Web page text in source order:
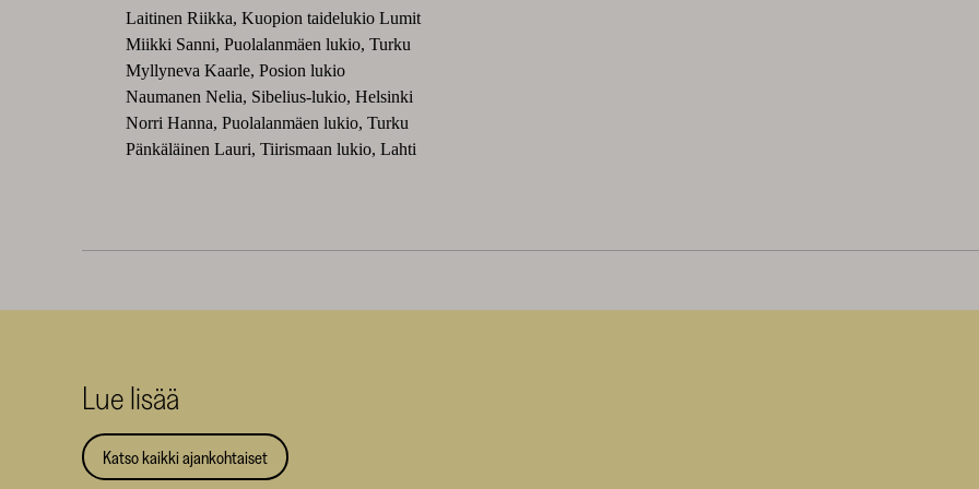
Laitinen Riikka, Kuopion taidelukio Lumit
Miikki Sanni, Puolalanmäen lukio, Turku
Myllyneva Kaarle, Posion lukio
Naumanen Nelia, Sibelius-lukio, Helsinki
Norri Hanna, Puolalanmäen lukio, Turku
Pänkäläinen Lauri, Tiirismaan lukio, Lahti
Lue lisää
Katso kaikki ajankohtaiset